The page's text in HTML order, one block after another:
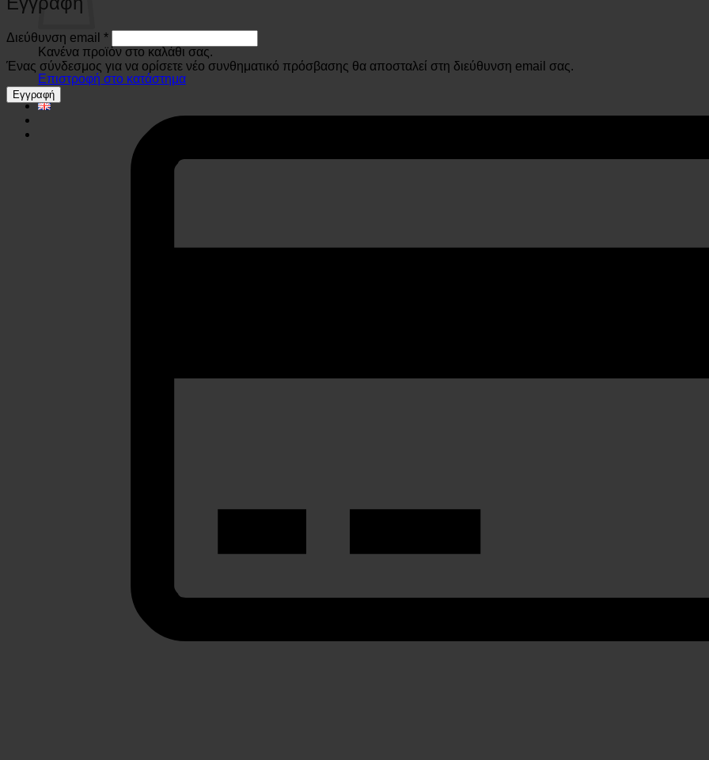
Κανένα προϊόν στο καλάθι σας.
Επιστροφή στο κατάστημα
Διεύθυνση email *Απαιτείται
Ένας σύνδεσμος για να ορίσετε νέο συνθηματικό πρόσβασης θα αποσταλεί στη διεύθυνση email σας.
Εγγραφή